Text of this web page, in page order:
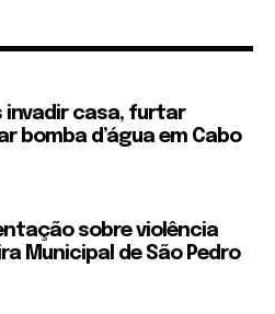
invadir casa, furtar
bomba d’água em Cabo
sobre violência
Municipal de São Pedro